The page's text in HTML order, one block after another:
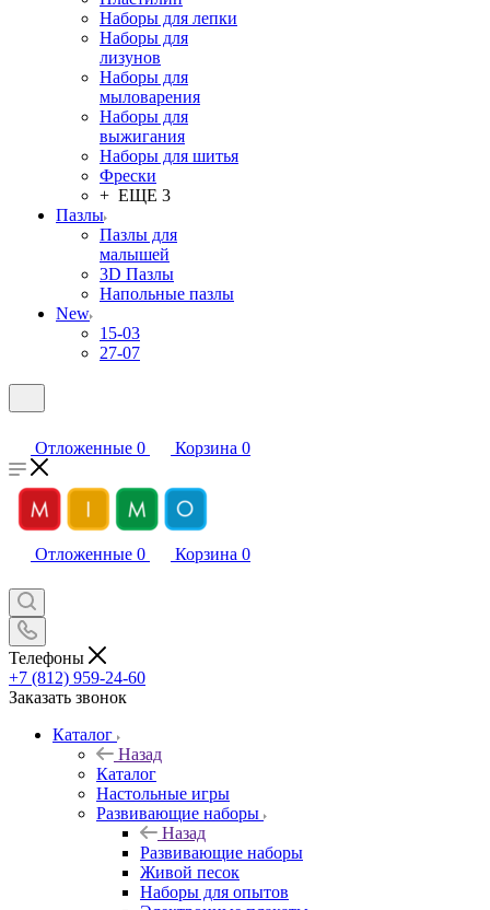
Наборы для лепки
Наборы для
лизунов
Наборы для
мыловарения
Наборы для
выжигания
Наборы для шитья
Фрески
+ ЕЩЕ 3
Пазлы
Пазлы для
малышей
3D Пазлы
Напольные пазлы
New
15-03
27-07
Отложенные 0 Корзина 0
Отложенные 0 Корзина 0
Телефоны
+7 (812) 959-24-60
Заказать звонок
Каталог
Назад
Каталог
Настольные игры
Развивающие наборы
Назад
Развивающие наборы
Живой песок
Наборы для опытов